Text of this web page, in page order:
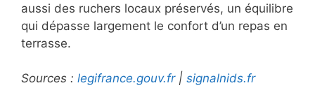
aussi des ruchers locaux préservés, un équilibre
qui dépasse largement le confort d’un repas en
terrasse.
Sources : legifrance.gouv.fr| signalnids.fr